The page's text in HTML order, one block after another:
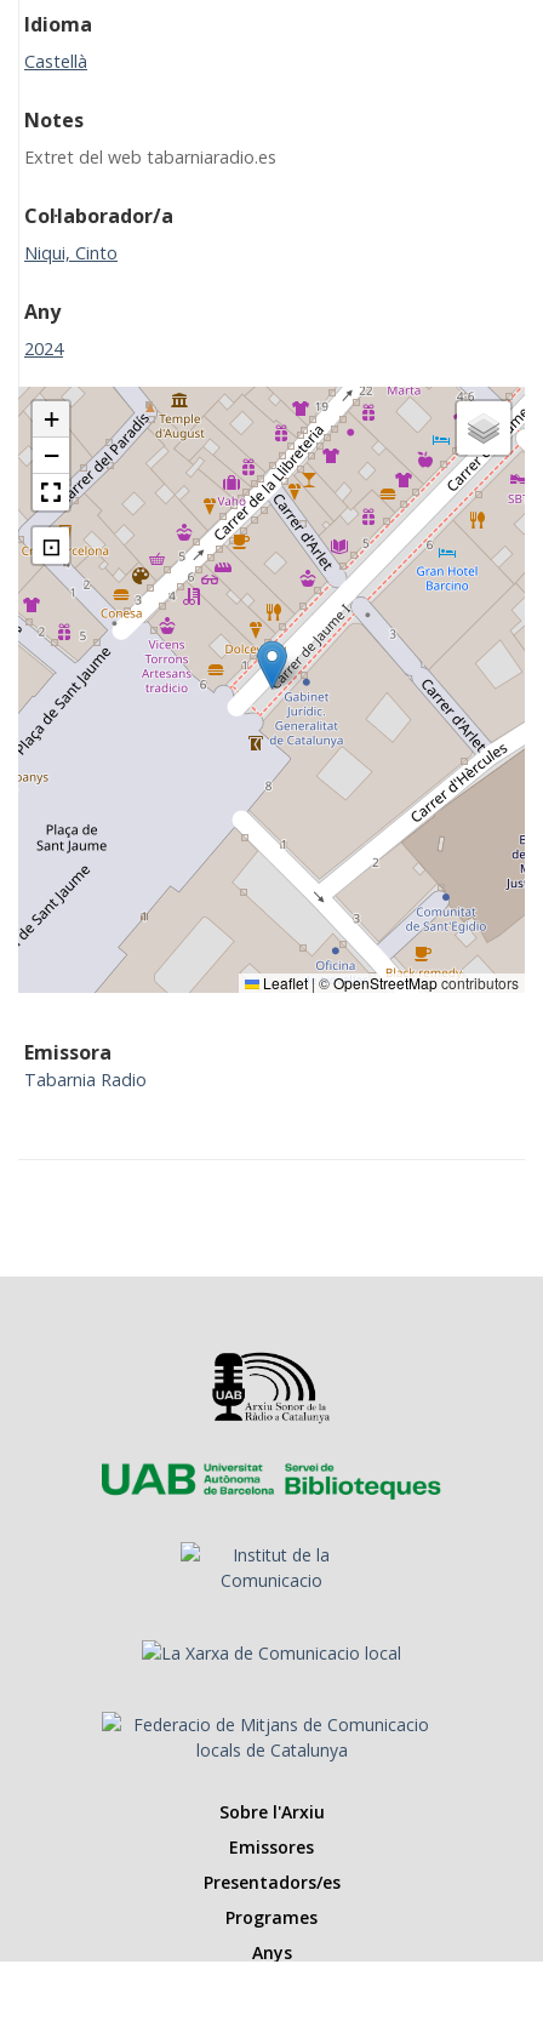
Idioma
Castellà
Notes
Extret del web tabarniaradio.es
Col·laborador/a
Niqui, Cinto
Any
2024
+
−
⊡
Leaflet|©OpenStreetMapcontributors
Emissora
Tabarnia Radio
Sobre l'Arxiu
Emissores
Presentadors/es
Programes
Anys